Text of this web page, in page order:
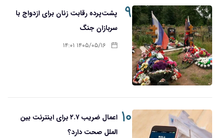
۹
پشت‌پرده رقابت زنان برای ازدواج با
سربازان جنگ
۱۴۰۵/۰۵/۱۶ ۱۴:۰۱
۱۰
اعمال ضریب ۲.۷ برای اینترنت بین
الملل صحت دارد؟